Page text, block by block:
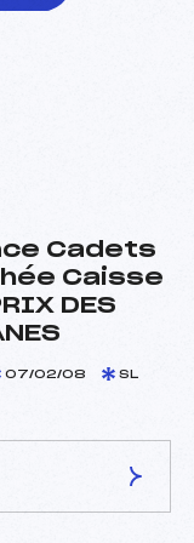
Cadets
Caisse
DES
07/02/08 SL